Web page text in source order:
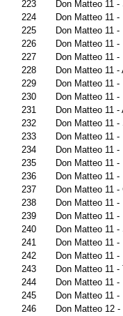
223
Don Matteo 11
224
Don Matteo 11
225
Don Matteo 11
226
Don Matteo 11
227
Don Matteo 11
228
Don Matteo 11
229
Don Matteo 11
230
Don Matteo 11
231
Don Matteo 11
232
Don Matteo 11
233
Don Matteo 11 -
234
Don Matteo 11
235
Don Matteo 11
236
Don Matteo 11 -
237
Don Matteo 11
238
Don Matteo 11
239
Don Matteo 11
240
Don Matteo 11 -
241
Don Matteo 11 -
242
Don Matteo 11
243
Don Matteo 11
244
Don Matteo 11
245
Don Matteo 11
246
Don Matteo 12